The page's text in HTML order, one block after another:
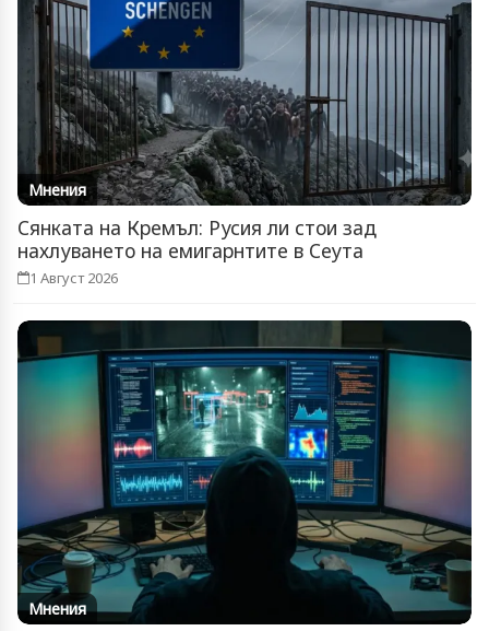
Мнения
Сянката на Кремъл: Русия ли стои зад
нахлуването на емигарнтите в Сеута
1 Август 2026
Мнения